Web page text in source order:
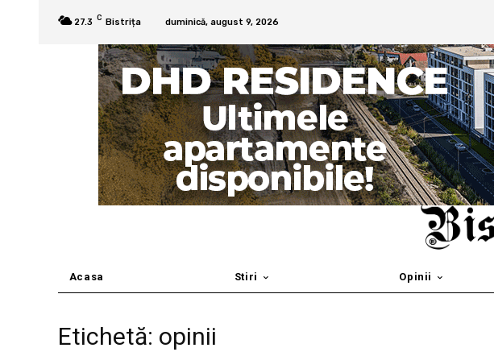
27.3 C Bistrița duminică, august 9, 2026
Acasa Stiri Opinii
Etichetă: opinii